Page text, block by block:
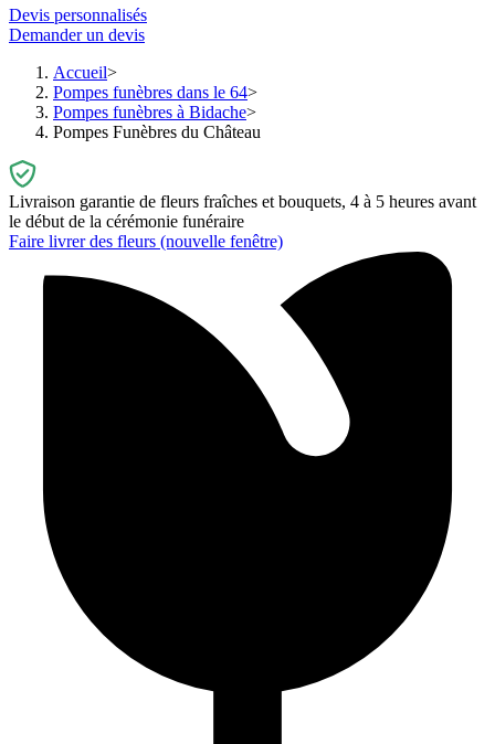
Devis personnalisés
Demander un devis
Accueil
Pompes funèbres dans le 64
Pompes funèbres à Bidache
Pompes Funèbres du Château
Livraison garantie de fleurs fraîches et bouquets, 4 à 5 heures avant
le début de la cérémonie funéraire
Faire livrer des fleurs (nouvelle fenêtre)